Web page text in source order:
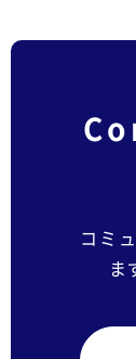
コミ
ま